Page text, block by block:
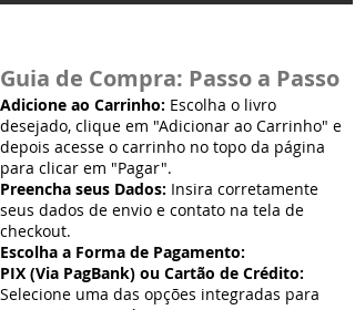
Guia de Compra: Passo a Passo
Adicione ao Carrinho: Escolha o livro
desejado, clique em "Adicionar ao Carrinho" e
depois acesse o carrinho no topo da página
para clicar em "Pagar".
Preencha seus Dados: Insira corretamente
seus dados de envio e contato na tela de
checkout.
Escolha a Forma de Pagamento:
PIX (Via PagBank) ou Cartão de Crédito:
Selecione uma das opções integradas para